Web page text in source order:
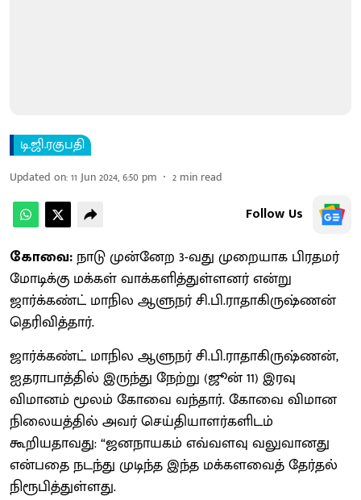
டி.ஜி.ரகுபதி
Updated on:11 Jun 2024, 6:50 pm 2 min read
Follow Us
கோவை:நாடு முன்னேற 3-வது முறையாக பிரதமர்
மோடிக்கு மக்கள் வாக்களித்துள்ளனர் என்று
ஜார்க்கண்ட் மாநில ஆளுநர் சி.பி.ராதாகிருஷ்ணன்
தெரிவித்தார்.
ஜார்க்கண்ட் மாநில ஆளுநர் சி.பி.ராதாகிருஷ்ணன்,
ஐதராபாத்தில் இருந்து நேற்று (ஜூன் 11) இரவு
விமானம் மூலம் கோவை வந்தார். கோவை விமான
நிலையத்தில் அவர் செய்தியாளர்களிடம்
கூறியதாவது: “ஜனநாயகம் எவ்வளவு வலுவானது
என்பதை நடந்து முடிந்த இந்த மக்களவைத் தேர்தல்
நிரூபித்துள்ளது.